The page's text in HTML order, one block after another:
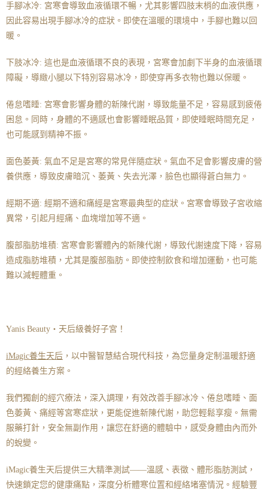
手腳冰冷: 宮寒會導致血液循環不暢，尤其影響四肢末梢的血液供應，
因此容易出現手腳冰冷的症狀。即使在溫暖的環境中，手腳也難以回
暖。
下肢冰冷: 這也是血液循環不良的表現，宮寒會加劇下半身的血液循環
障礙，導緻小腿以下特別容易冰冷，即使穿再多衣物也難以保暖。
倦怠嗜睡: 宮寒會影響身體的新陳代謝，導致能量不足，容易感到疲倦
困怠。同時，身體的不適感也會影響睡眠品質，即使睡眠時間充足，
也可能感到精神不振。
面色萎黃: 氣血不足是宮寒的常見伴隨症狀。氣血不足會影響皮膚的營
養供應，導致皮膚暗沉、萎黃、失去光澤，臉色也顯得蒼白無力。
經期不適: 經期不適和痛經是宮寒最典型的症狀。宮寒會導致子宮收縮
異常，引起月經痛、血塊增加等不適。
腹部脂肪堆積: 宮寒會影響體內的新陳代謝，導致代謝速度下降，容易
造成脂肪堆積，尤其是腹部脂肪。即使控制飲食和增加運動，也可能
難以減輕體重。
Yanis Beauty・天后級養好子宮！
iMagic養生天后 ，以中醫智慧結合現代科技，為您量身定制溫暖舒適
的經絡養生方案。
我們獨創的經穴療法，深入調理，有效改善手腳冰冷、倦怠嗜睡、面
色萎黃、痛經等宮寒症狀，更能促進新陳代謝，助您輕鬆享瘦。無需
服藥打針，安全無副作用，讓您在舒適的體驗中，感受身體由內而外
的蛻變。
iMagic養生天后提供三大精準測試——溫感、表徵、體形脂肪測試，
快速鎖定您的健康痛點，深度分析體寒位置和經絡堵塞情況。經驗豐